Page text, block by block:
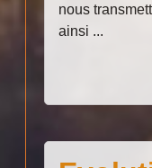
nous
ainsi ...